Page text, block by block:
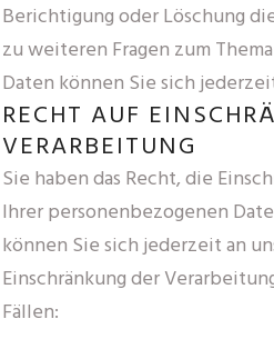
Berichtigung oder Löschung
zu weiteren Fragen zum
Daten können Sie sich
RECHT AUF
VERARBEITUNG
Sie haben das Recht, die
Ihrer personenbezogenen
können Sie sich jederzeit an
Einschränkung der
Fällen: